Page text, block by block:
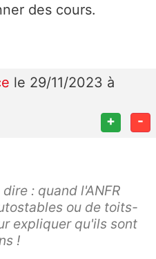
des cours.
le 29/11/2023 à
+ -
: quand l'ANFR
ou de toits-
expliquer qu'ils sont
!